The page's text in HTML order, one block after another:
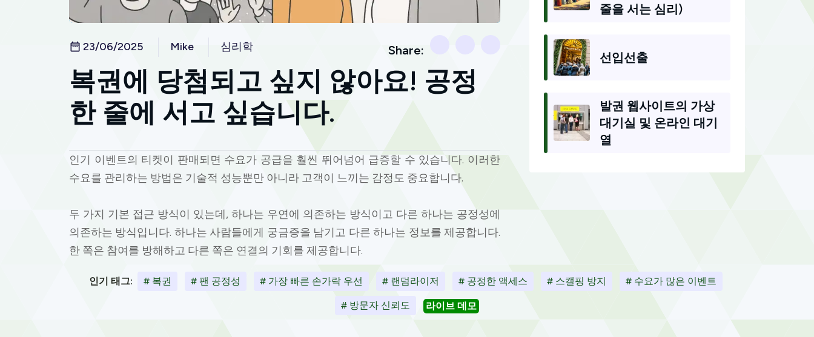
23/06/2025 Mike 심리학 Share:
복권에 당첨되고 싶지 않아요! 공정
한 줄에 서고 싶습니다.
인기 이벤트의 티켓이 판매되면 수요가 공급을 훨씬 뛰어넘어 급증할 수 있습니다. 이러한
수요를 관리하는 방법은 기술적 성능뿐만 아니라 고객이 느끼는 감정도 중요합니다.
두 가지 기본 접근 방식이 있는데, 하나는 우연에 의존하는 방식이고 다른 하나는 공정성에
의존하는 방식입니다. 하나는 사람들에게 궁금증을 남기고 다른 하나는 정보를 제공합니다.
한 쪽은 참여를 방해하고 다른 쪽은 연결의 기회를 제공합니다.
줄을 서는 심리)
선입선출
발권 웹사이트의 가상
대기실 및 온라인 대기
열
인기 태그: # 복권 # 팬 공정성 # 가장 빠른 손가락 우선 # 랜덤라이저 # 공정한 액세스 # 스캘핑 방지 # 수요가 많은 이벤트
# 방문자 신뢰도 라이브 데모